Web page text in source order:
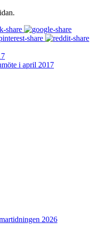
i april 2017
2026